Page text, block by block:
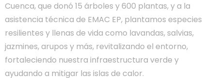
Cuenca, que donó 15 árboles y 600 plantas, y a la
asistencia técnica de EMAC EP, plantamos especies
resilientes y llenas de vida como lavandas, salvias,
jazmines, arupos y más, revitalizando el entorno,
fortaleciendo nuestra infraestructura verde y
ayudando a mitigar las islas de calor.